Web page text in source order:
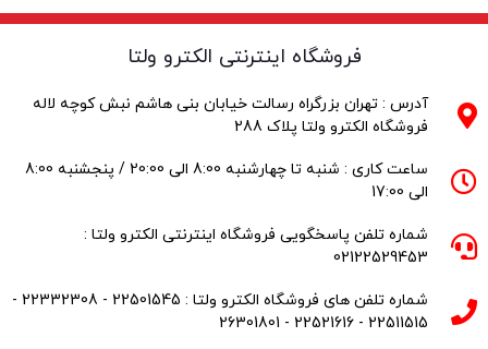
فروشگاه اینترنتی الکترو ولتا
آدرس : تهران بزرگراه رسالت خیابان بنی هاشم نبش کوچه لاله
فروشگاه الکترو ولتا پلاک 288
ساعت کاری : شنبه تا چهارشنبه 8:00 الی 20:00 / پنجشنبه 8:00
الی 17:00
شماره تلفن پاسخگویی فروشگاه اینترنتی الکترو ولتا :
02122529453
شماره تلفن های فروشگاه الکترو ولتا : 22501545 - 22332308 -
22511515 - 22521616 - 26301801